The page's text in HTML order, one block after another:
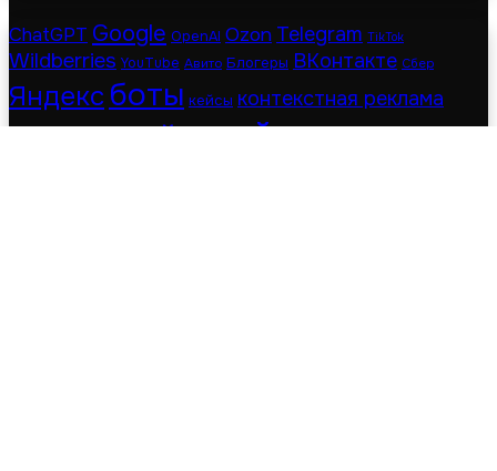
ChatGPT Google OpenAI Ozon Telegram TikTok
Wildberries YouTube Авито Блогеры ВКонтакте Сбер
Яндексботы кейсы контекстная реклама
маркетплейсынейросети